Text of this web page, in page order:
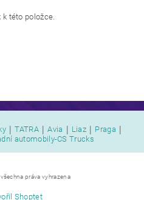
k této položce.
| TATRA | Avia | Liaz | Praga |
automobily-CS Trucks
práva vyhrazena
Shoptet